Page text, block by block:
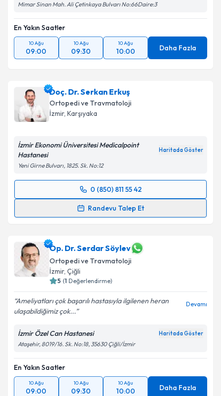
Mimar Sinan Mah. Ali Çetinkaya Bulvarı No:66Daire:3
En Yakın Saatler
10 Ağu
09:00
10 Ağu
09:30
10 Ağu
10:00 Daha Fazla
Doç. Dr. Serkan Erkuş
Ortopedi ve Travmatoloji
İzmir, Karşıyaka
İzmir Ekonomi Üniversitesi Medicalpoint
Hastanesi
Haritada Göster
Yeni Girne Bulvarı, 1825. Sk. No:12
0 (850) 811 55 42
Randevu Talep Et
Randevu Takvimi Talebi
takvim hazırlandığında e-posta ile bilgilendireceğiz.
E-posta Adresiniz
Kişisel verilerimin işlenmesine ilişkin
kapsamda işlenmesini kabul ediyorum.
Op. Dr. Serdar Söylev
Ortopedi ve Travmatoloji
İzmir, Çiğli
5 (1 Değerlendirme)
Ameliyatları çok başarılı hastasıyla ilgilenen heran
ulaşabildiğimiz çok...
Devamı
İzmir Özel Can Hastanesi Haritada Göster
Ataşehir, 8019/16. Sk. No:18, 35630 Çiğli/İzmir
En Yakın Saatler
10 Ağu
09:00
10 Ağu
09:30
10 Ağu
10:00 Daha Fazla